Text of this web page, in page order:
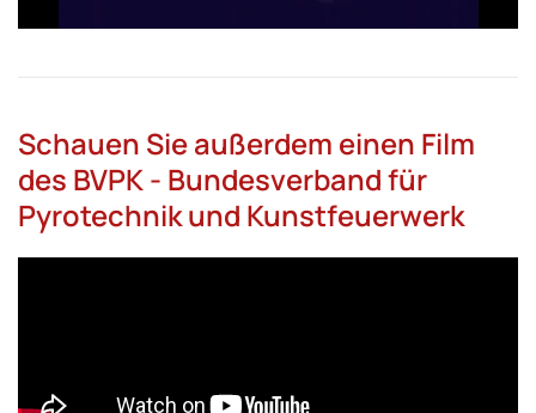
Schauen Sie außerdem einen Film
des BVPK - Bundesverband für
Pyrotechnik und Kunstfeuerwerk